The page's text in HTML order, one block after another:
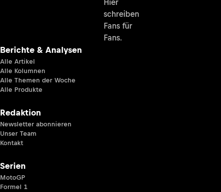
Hier
schreiben
Fans für
Fans.
Berichte & Analysen
Alle Artikel
Alle Kolumnen
Alle Themen der Woche
Alle Produkte
Redaktion
Newsletter abonnieren
Unser Team
Kontakt
Serien
MotoGP
Formel 1